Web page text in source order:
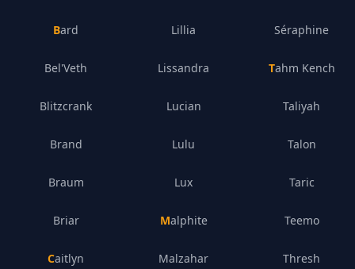
Bard
Bel'Veth
Blitzcrank
Brand
Braum
Briar
Caitlyn
Lillia
Lissandra
Lucian
Lulu
Lux
Malphite
Malzahar
Séraphine
Tahm Kench
Taliyah
Talon
Taric
Teemo
Thresh